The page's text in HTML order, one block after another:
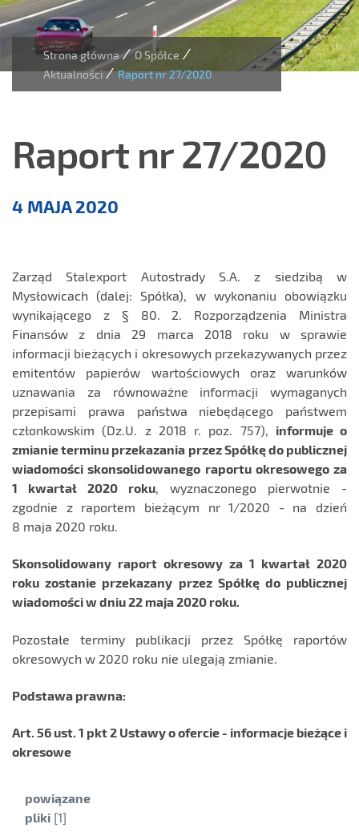
Strona główna/ O Spółce /
Aktualności/ Raport nr 27/2020
Raport nr 27/2020
4 MAJA 2020
Zarząd Stalexport Autostrady S.A. z siedzibą w
Mysłowicach (dalej: Spółka), w wykonaniu obowiązku
wynikającego z § 80. 2. Rozporządzenia Ministra
Finansów z dnia 29 marca 2018 roku w sprawie
informacji bieżących i okresowych przekazywanych przez
emitentów papierów wartościowych oraz warunków
uznawania za równoważne informacji wymaganych
przepisami prawa państwa niebędącego państwem
członkowskim (Dz.U. z 2018 r. poz. 757), informuje o
zmianie terminu przekazania przez Spółkę do publicznej
wiadomości skonsolidowanego raportu okresowego za
1 kwartał 2020 roku, wyznaczonego pierwotnie -
zgodnie z raportem bieżącym nr 1/2020 - na dzień
8 maja 2020 roku.
Skonsolidowany raport okresowy za 1 kwartał 2020
roku zostanie przekazany przez Spółkę do publicznej
wiadomości w dniu 22 maja 2020 roku.
Pozostałe terminy publikacji przez Spółkę raportów
okresowych w 2020 roku nie ulegają zmianie.
Podstawa prawna:
Art. 56 ust. 1 pkt 2 Ustawy o ofercie - informacje bieżące i
okresowe
Kategoria:
powiązane
pliki [1]